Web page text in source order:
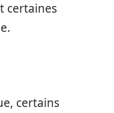
certaines
certains